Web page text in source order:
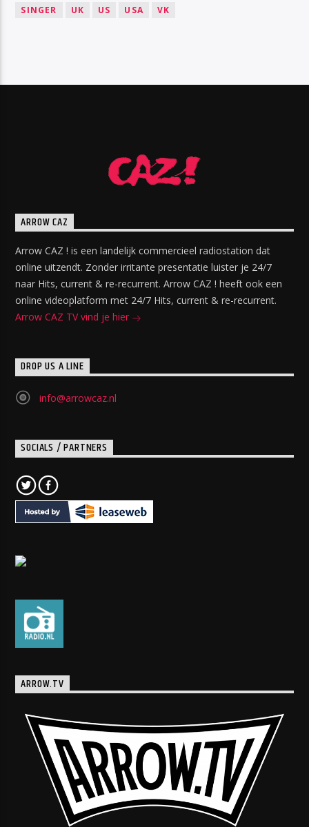
SINGER
UK US USA VK
ARROW CAZ
Arrow CAZ ! is een landelijk commercieel radiostation dat
online uitzendt. Zonder irritante presentatie luister je 24/7
naar Hits, current & re-recurrent. Arrow CAZ ! heeft ook een
online videoplatform met 24/7 Hits, current & re-recurrent.
Arrow CAZ TV vind je hier
DROP US A LINE
info@arrowcaz.nl
SOCIALS / PARTNERS
ARROW.TV